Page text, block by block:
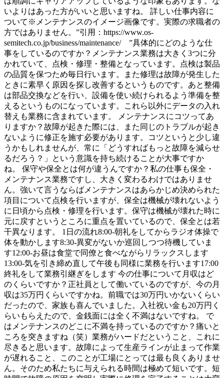
いよりはあった方がいいと思いますね。 詳しい仕事内容に
ついて※メンテナンスのイメージ画像です。実際の求職者の
方ではありません。”引用：https://www.os-
semitech.co.jp/business/maintenance/ ”具体的にどのような仕
事をしているのですか？メンテナンス業務は大きく3つに分
かれていて、点検・修理・整備となっています。点検は製品
の品質を保つため毎日行います。また修理は故障が発生した
ときに素早く原因を探し改善するというものです。あと整備
は部品交換などを行い、設備を使い続けられるよう準備を整
えるというものになっています。これら以外にデータの入れ
替えも業務に含まれています。 メンテナンスにコツってあ
りますか？故障が起きた際には、また同じのトラブルが起き
ないように修正を施す必要があります。コツというと少し違
うかもしれませんが、常に「どうすればもっと故障を減らせ
るだろう？」という意識を持ち続けることが大事ですか
ね。 保守や保全とは何が違うんですか？私の仕事も保全・
メンテナンス業務ですし、大きく変わるわけではありませ
ん。強いて言うならばメンテナンスはあらかじめ決められた
項目について点検を行いますが、保全は機械が壊れないよう
に日頃から点検・修理を行います。保守は機械が壊れた時に
元に戻すというところに重点を置いているので、保全とは若
干異なります。 1日の流れ8:00-朝礼をしてからラジオ体操で
体を動かします8:30-異変がないか巡回しつつ待機していま
す12:00-お昼は食堂で同僚と食べながらリラックスします
13:00-気を引き締め直して午後も同様に業務を行います17:00
終礼をして業務引継ぎをします 今の仕事について月収はど
のくらいですか？正社員として働いているのですが、今の月
収は35万円くらいですかね。前職では30万円いかないくらい
だったので、家族も喜んでいました。入社祝い金も20万円く
らいもらえたので、金銭面には全く不満はないですね。 で
はメンテナンスのどこに不満を持っているのですか？痛いと
ころを突きますね（笑）業務がハードだということ、これに
尽きると思います。故障によって生産ラインが止まって作業
が遅れること、このことが工場にとっては最も良くありませ
ん。そのため私たちに与えられる時間は極めて短いです。短